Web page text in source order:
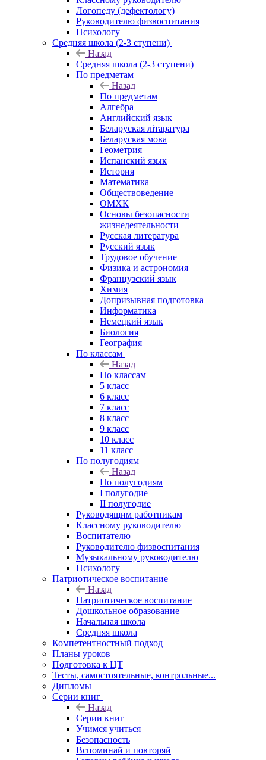
Логопеду (дефектологу)
Руководителю физвоспитания
Психологу
Средняя школа (2-3 ступени)
Назад
Средняя школа (2-3 ступени)
По предметам
Назад
По предметам
Алгебра
Английский язык
Беларуская літаратура
Беларуская мова
Геометрия
Испанский язык
История
Математика
Обществоведение
ОМХК
Основы безопасности
жизнедеятельности
Русская литература
Русский язык
Трудовое обучение
Физика и астрономия
Французский язык
Химия
Допризывная подготовка
Информатика
Немецкий язык
Биология
География
По классам
Назад
По классам
5 класс
6 класс
7 класс
8 класс
9 класс
10 класс
11 класс
По полугодиям
Назад
По полугодиям
I полугодие
II полугодие
Руководящим работникам
Классному руководителю
Воспитателю
Руководителю физвоспитания
Музыкальному руководителю
Психологу
Патриотическое воспитание
Назад
Патриотическое воспитание
Дошкольное образование
Начальная школа
Средняя школа
Компетентностный подход
Планы уроков
Подготовка к ЦТ
Тесты, самостоятельные, контрольные...
Дипломы
Серии книг
Назад
Серии книг
Учимся учиться
Безопасность
Вспоминай и повторяй